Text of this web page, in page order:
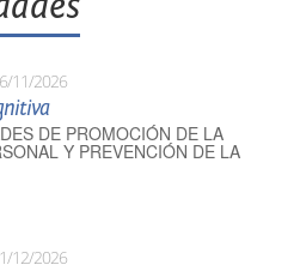
11/2026
DE PROMOCIÓN DE LA
Y PREVENCIÓN DE LA
12/2026